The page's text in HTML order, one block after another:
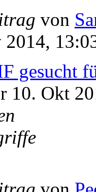
von
gesucht
10. Okt